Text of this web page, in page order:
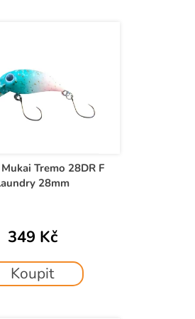
Tremo 28DR F
28mm
349 Kč
Koupit